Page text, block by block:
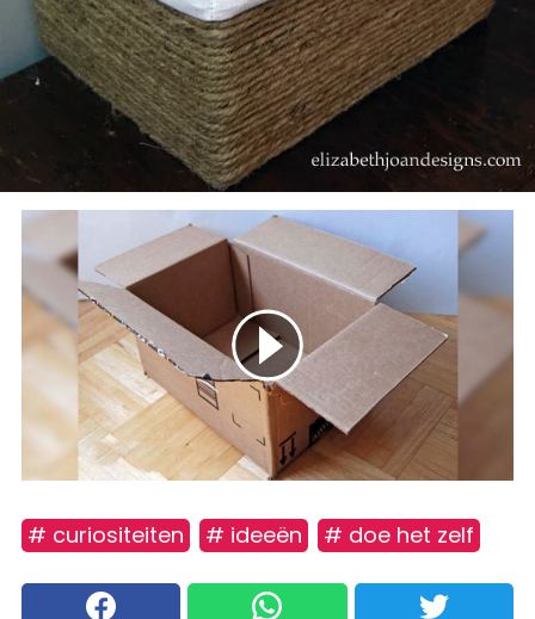
# curiositeiten # ideeën # doe het zelf